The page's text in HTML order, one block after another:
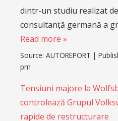
din cadrul gigantului